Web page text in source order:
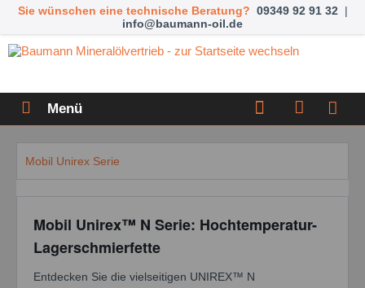
Sie wünschen eine technische Beratung? 09349 92 91 32 |
info@baumann-oil.de
Menü
Mobil Unirex Serie
Mobil Unirex™ N Serie: Hochtemperatur-
Lagerschmierfette
Entdecken Sie die vielseitigen UNIREX™ N